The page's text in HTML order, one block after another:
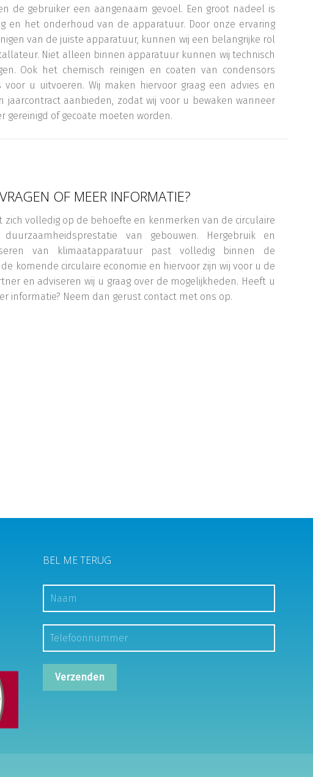
de gebruiker een aangenaam gevoel. Een groot nadeel is
en het onderhoud van de apparatuur. Door onze ervaring
van de juiste apparatuur, kunnen wij een belangrijke rol
Niet alleen binnen apparatuur kunnen wij technisch
Ook het chemisch reinigen en coaten van condensors
voor u uitvoeren. Wij maken hiervoor graag een advies en
jaarcontract aanbieden, zodat wij voor u bewaken wanneer
gereinigd of gecoate moeten worden.
VRAGEN OF MEER INFORMATIE?
zich volledig op de behoefte en kenmerken van de circulaire
van gebouwen. Hergebruik en
van klimaatapparatuur past volledig binnen de
komende circulaire economie en hiervoor zijn wij voor u de
en adviseren wij u graag over de mogelijkheden. Heeft u
informatie? Neem dan gerust contact met ons op.
BEL ME TERUG